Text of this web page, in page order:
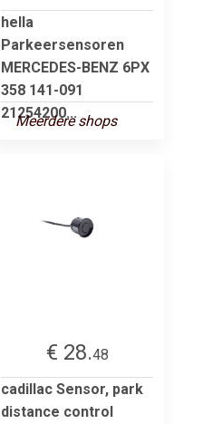
hella
Parkeersensoren
MERCEDES-BENZ 6PX
358 141-091
21254200...
Meerdere shops
€ 28.48
cadillac Sensor, park
distance control